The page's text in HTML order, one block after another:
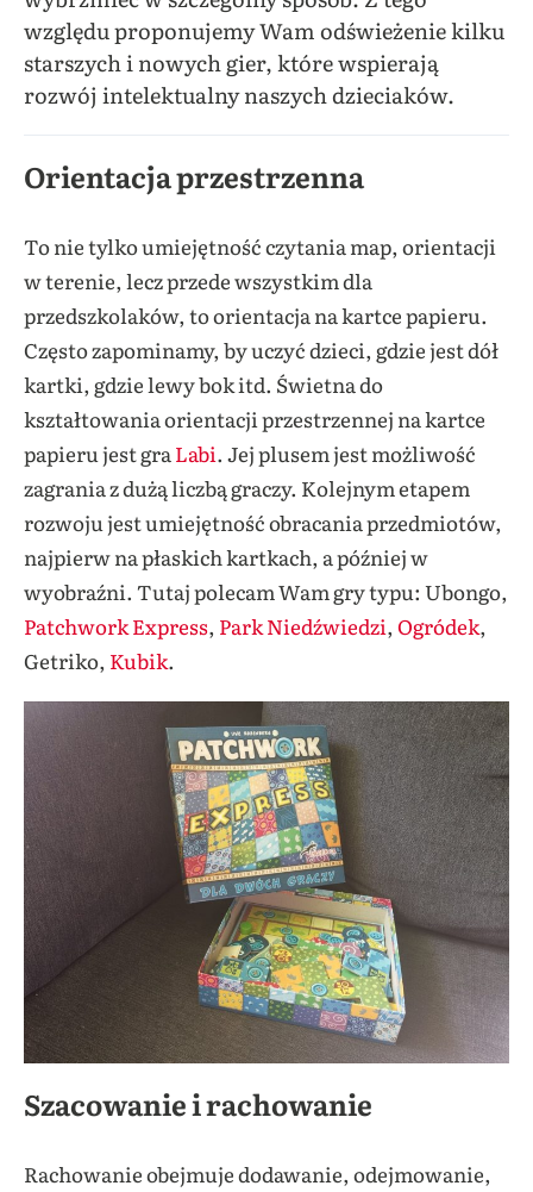
względu proponujemy Wam odświeżenie kilku
starszych i nowych gier, które wspierają
rozwój intelektualny naszych dzieciaków.
Orientacja przestrzenna
To nie tylko umiejętność czytania map, orientacji
w terenie, lecz przede wszystkim dla
przedszkolaków, to orientacja na kartce papieru.
Często zapominamy, by uczyć dzieci, gdzie jest dół
kartki, gdzie lewy bok itd. Świetna do
kształtowania orientacji przestrzennej na kartce
papieru jest graLabi. Jej plusem jest możliwość
zagrania z dużą liczbą graczy. Kolejnym etapem
rozwoju jest umiejętność obracania przedmiotów,
najpierw na płaskich kartkach, a później w
wyobraźni. Tutaj polecam Wam gry typu: Ubongo,
Patchwork Express, Park Niedźwiedzi,Ogródek,
Getriko, Kubik.
Szacowanie i rachowanie
Rachowanie obejmuje dodawanie, odejmowanie,